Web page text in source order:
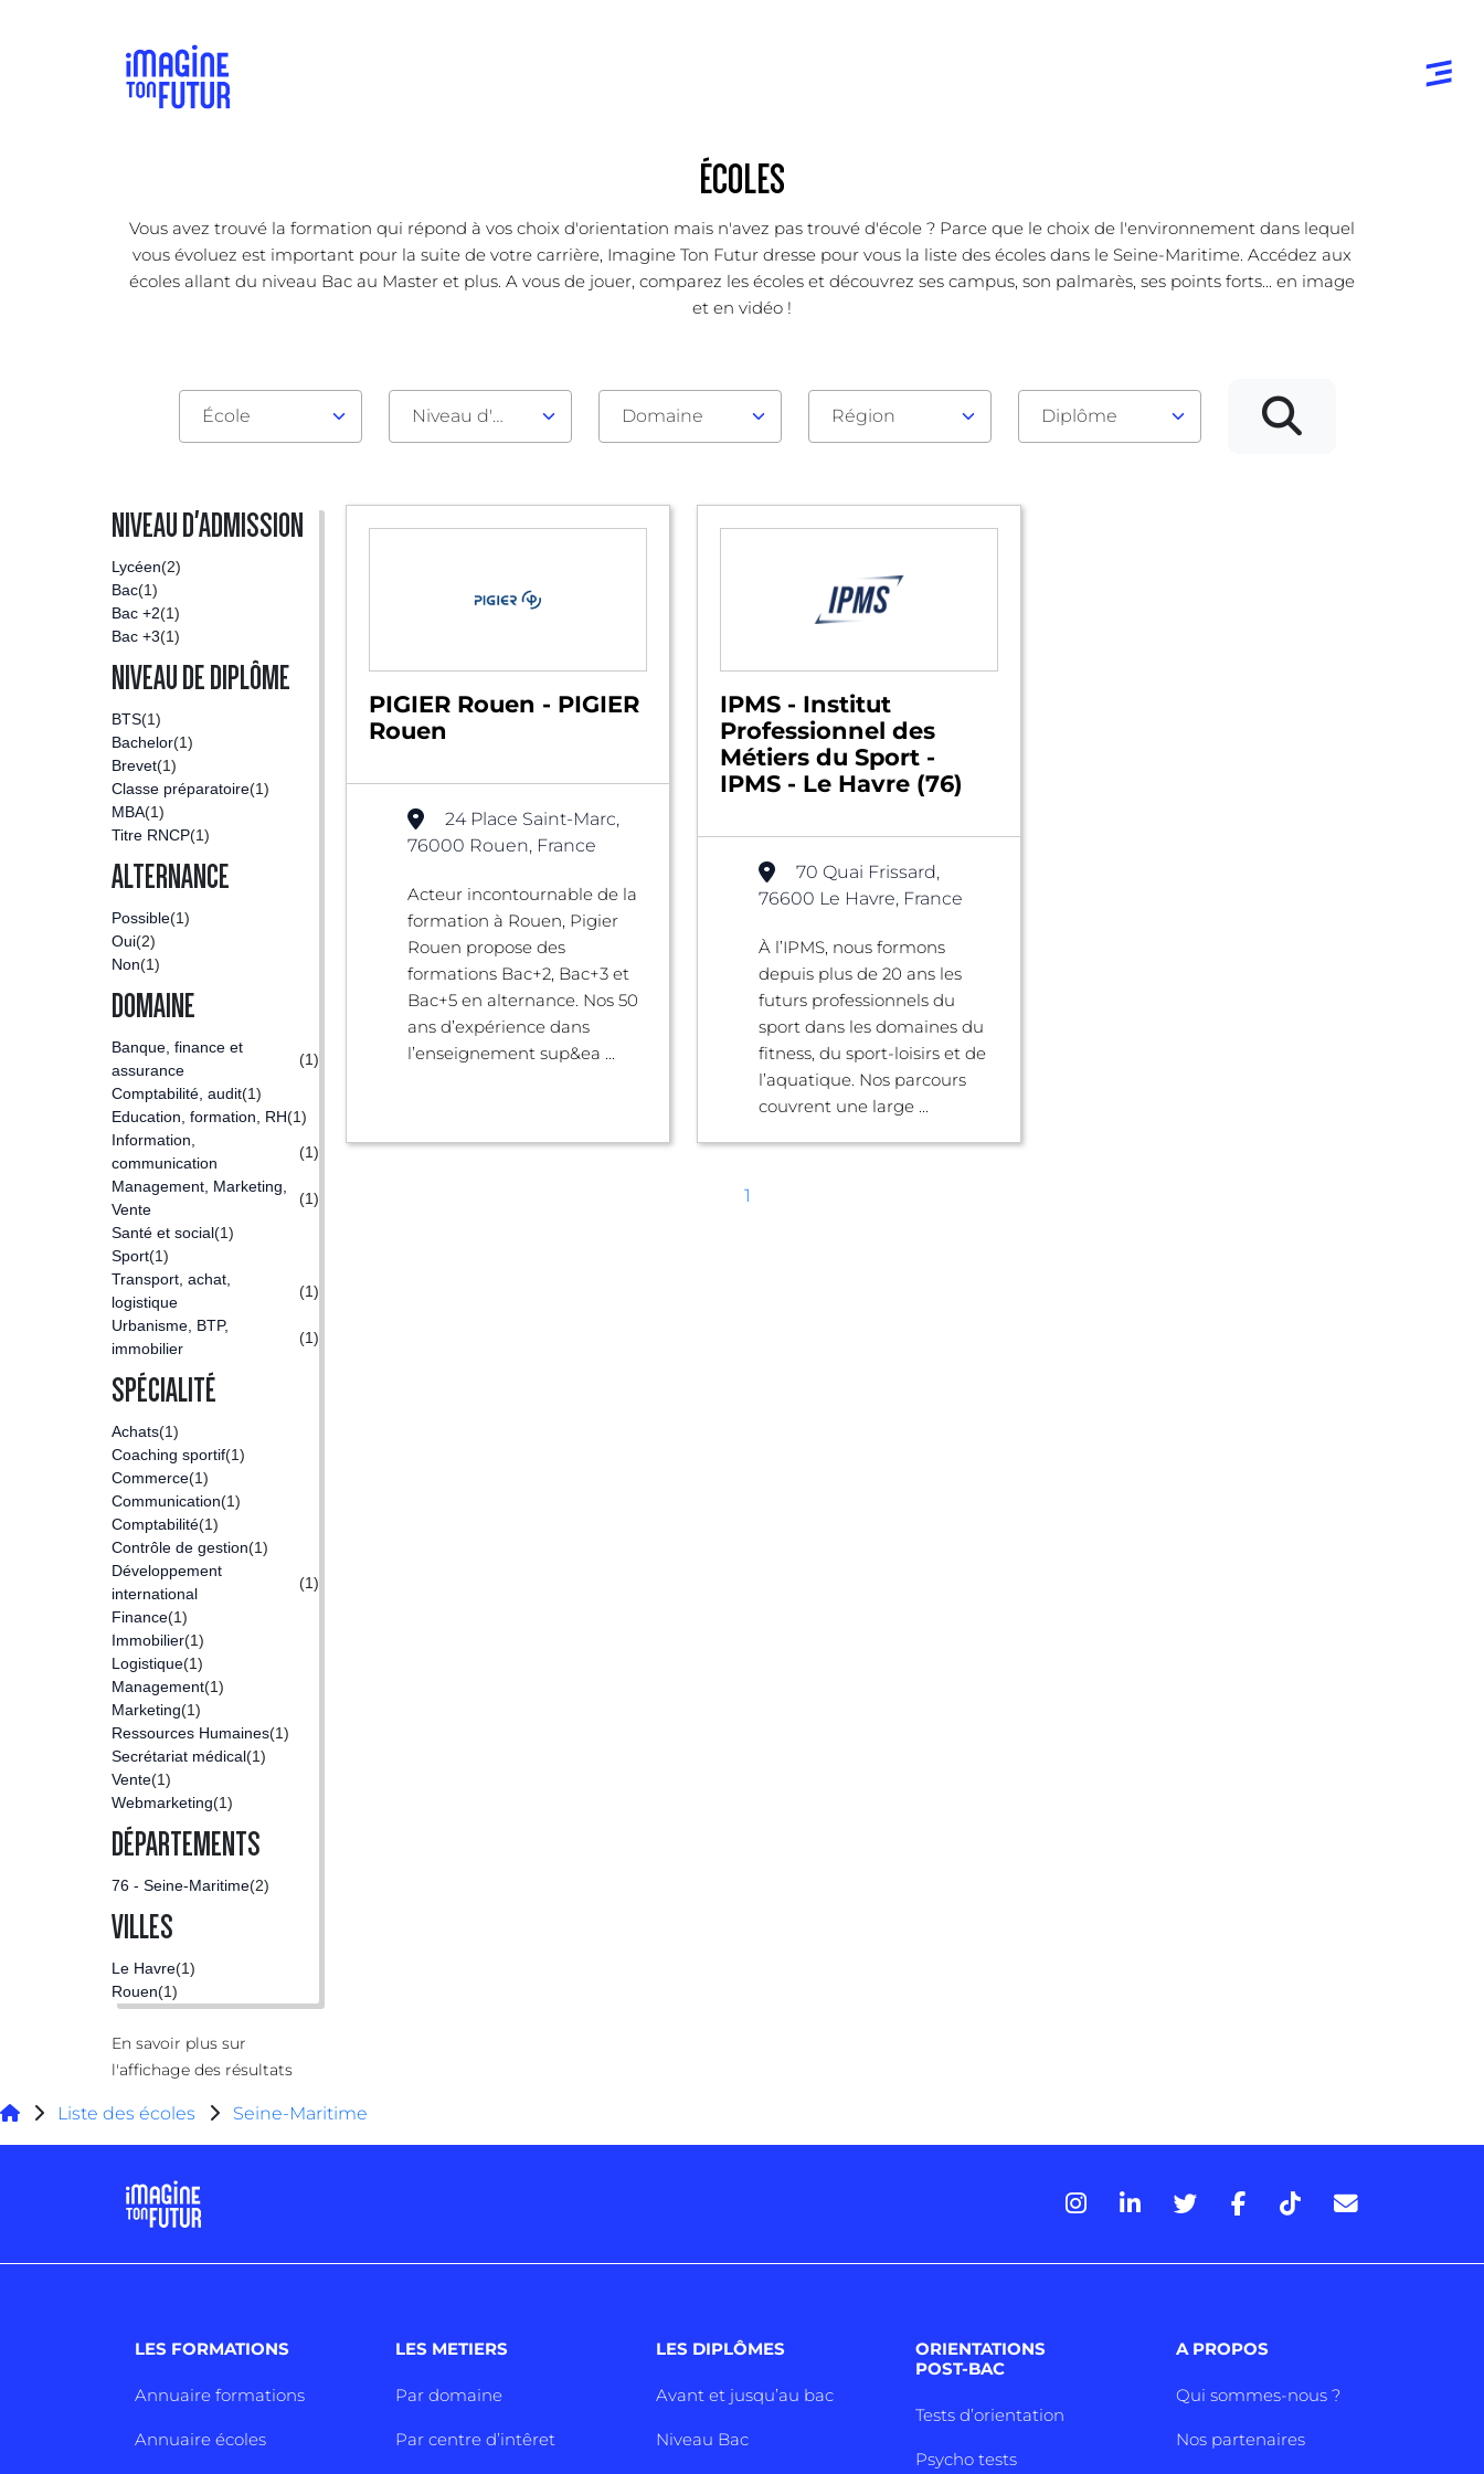
ÉCOLES
Vous avez trouvé la formation qui répond à vos choix d'orientation mais n'avez pas trouvé d'école ? Parce que le choix de l'environnement dans lequel
vous évoluez est important pour la suite de votre carrière, Imagine Ton Futur dresse pour vous la liste des écoles dans le Seine-Maritime. Accédez aux
écoles allant du niveau Bac au Master et plus. A vous de jouer, comparez les écoles et découvrez ses campus, son palmarès, ses points forts... en image
et en vidéo !
École Niveau d'admission Domaine Région Diplôme
NIVEAU D'ADMISSION
Lycéen(2)
Bac(1)
Bac +2(1)
Bac +3(1)
NIVEAU DE DIPLÔME
BTS(1)
Bachelor(1)
Brevet(1)
Classe préparatoire(1)
MBA(1)
Titre RNCP(1)
ALTERNANCE
Possible(1)
Oui(2)
Non(1)
DOMAINE
Banque, finance et
assurance
(1)
Comptabilité, audit(1)
Education, formation, RH(1)
Information,
communication
(1)
Management, Marketing,
Vente
(1)
Santé et social(1)
Sport(1)
Transport, achat,
logistique
(1)
Urbanisme, BTP,
immobilier
(1)
SPÉCIALITÉ
Achats(1)
Coaching sportif(1)
Commerce(1)
Communication(1)
Comptabilité(1)
Contrôle de gestion(1)
Développement
international
(1)
Finance(1)
Immobilier(1)
Logistique(1)
Management(1)
Marketing(1)
Ressources Humaines(1)
Secrétariat médical(1)
Vente(1)
Webmarketing(1)
DÉPARTEMENTS
76 - Seine-Maritime(2)
VILLES
Le Havre(1)
Rouen(1)
En savoir plus sur
l'affichage des résultats
PIGIER Rouen - PIGIER
Rouen
24 Place Saint-Marc,
76000 Rouen, France
Acteur incontournable de la
formation à Rouen, Pigier
Rouen propose des
formations Bac+2, Bac+3 et
Bac+5 en alternance. Nos 50
ans d’expérience dans
l’enseignement sup&ea ...
IPMS - Institut
Professionnel des
Métiers du Sport -
IPMS - Le Havre (76)
70 Quai Frissard,
76600 Le Havre, France
À l’IPMS, nous formons
depuis plus de 20 ans les
futurs professionnels du
sport dans les domaines du
fitness, du sport-loisirs et de
l’aquatique. Nos parcours
couvrent une large ...
1
Liste des écoles Seine-Maritime
LES FORMATIONS
Annuaire formations
Annuaire écoles
LES METIERS
Par domaine
Par centre d’intêret
LES DIPLÔMES
Avant et jusqu’au bac
Niveau Bac
ORIENTATIONS
POST-BAC
Tests d’orientation
Psycho tests
A PROPOS
Qui sommes-nous ?
Nos partenaires